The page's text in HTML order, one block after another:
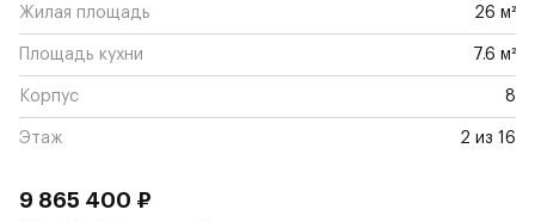
Жилая площадь 26 м²
Площадь кухни 7.6 м²
Корпус 8
Этаж 2 из 16
9 865 400 ₽